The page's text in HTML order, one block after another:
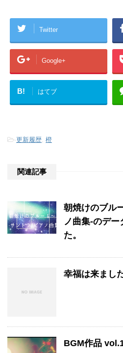
Twitter
Google+
B! はてブ
-更新履歴 橙
関連記事
朝焼けのブル
ノ曲集-のデ
た。
幸福は来ました
BGM作品